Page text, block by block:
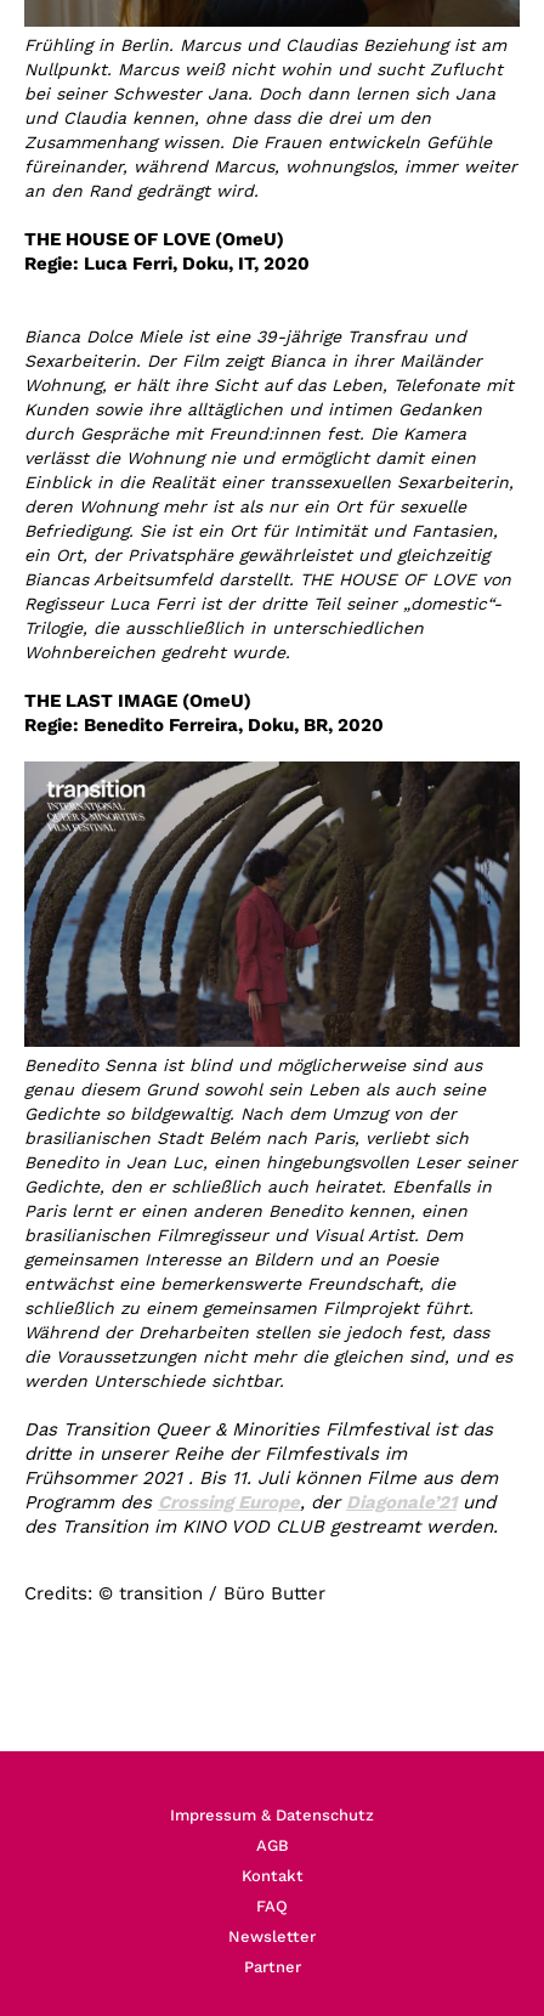
Frühling in Berlin. Marcus und Claudias Beziehung ist am
Nullpunkt. Marcus weiß nicht wohin und sucht Zuflucht
bei seiner Schwester Jana. Doch dann lernen sich Jana
und Claudia kennen, ohne dass die drei um den
Zusammenhang wissen. Die Frauen entwickeln Gefühle
füreinander, während Marcus, wohnungslos, immer weiter
an den Rand gedrängt wird.
THE HOUSE OF LOVE (OmeU)
Regie: Luca Ferri, Doku, IT, 2020
Bianca Dolce Miele ist eine 39-jährige Transfrau und
Sexarbeiterin. Der Film zeigt Bianca in ihrer Mailänder
Wohnung, er hält ihre Sicht auf das Leben, Telefonate mit
Kunden sowie ihre alltäglichen und intimen Gedanken
durch Gespräche mit Freund:innen fest. Die Kamera
verlässt die Wohnung nie und ermöglicht damit einen
Einblick in die Realität einer transsexuellen Sexarbeiterin,
deren Wohnung mehr ist als nur ein Ort für sexuelle
Befriedigung. Sie ist ein Ort für Intimität und Fantasien,
ein Ort, der Privatsphäre gewährleistet und gleichzeitig
Biancas Arbeitsumfeld darstellt. THE HOUSE OF LOVE von
Regisseur Luca Ferri ist der dritte Teil seiner „domestic“-
Trilogie, die ausschließlich in unterschiedlichen
Wohnbereichen gedreht wurde.
THE LAST IMAGE (OmeU)
Regie: Benedito Ferreira, Doku, BR, 2020
Benedito Senna ist blind und möglicherweise sind aus
genau diesem Grund sowohl sein Leben als auch seine
Gedichte so bildgewaltig. Nach dem Umzug von der
brasilianischen Stadt Belém nach Paris, verliebt sich
Benedito in Jean Luc, einen hingebungsvollen Leser seiner
Gedichte, den er schließlich auch heiratet. Ebenfalls in
Paris lernt er einen anderen Benedito kennen, einen
brasilianischen Filmregisseur und Visual Artist. Dem
gemeinsamen Interesse an Bildern und an Poesie
entwächst eine bemerkenswerte Freundschaft, die
schließlich zu einem gemeinsamen Filmprojekt führt.
Während der Dreharbeiten stellen sie jedoch fest, dass
die Voraussetzungen nicht mehr die gleichen sind, und es
werden Unterschiede sichtbar.
Das Transition Queer & Minorities Filmfestival ist das
dritte in unserer Reihe der Filmfestivals im
Frühsommer 2021 . Bis 11. Juli können Filme aus dem
Programm des Crossing Europe, der Diagonale’21und
des Transition im KINO VOD CLUB gestreamt werden.
Credits: © transition / Büro Butter
Impressum & Datenschutz
AGB
Kontakt
FAQ
Newsletter
Partner